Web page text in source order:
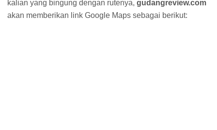
kalian yang bingung dengan rutenya, gudangreview.com
akan memberikan link Google Maps sebagai berikut: